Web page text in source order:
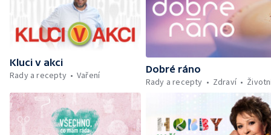
Kluci v akci
Rady a recepty
Vaření
Dobré ráno
Rady a recepty
Zdraví